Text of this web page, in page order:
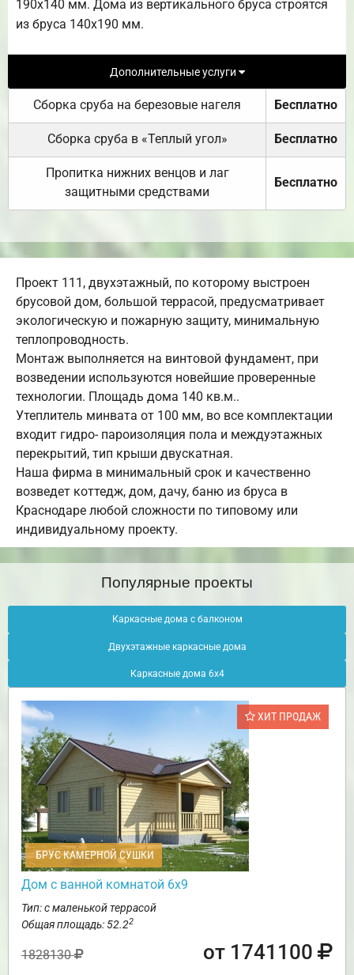
190х140 мм. Дома из вертикального бруса строятся
из бруса 140х190 мм.
Дополнительные услуги
Сборка сруба на березовые нагеля Бесплатно
Сборка сруба в «Теплый угол» Бесплатно
Пропитка нижних венцов и лаг
защитными средствами
Бесплатно
Проект 111, двухэтажный, по которому выстроен
брусовой дом, большой террасой, предусматривает
экологическую и пожарную защиту, минимальную
теплопроводность.
Монтаж выполняется на винтовой фундамент, при
возведении используются новейшие проверенные
технологии. Площадь дома 140 кв.м..
Утеплитель минвата от 100 мм, во все комплектации
входит гидро- пароизоляция пола и междуэтажных
перекрытий, тип крыши двускатная.
Наша фирма в минимальный срок и качественно
возведет коттедж, дом, дачу, баню из бруса в
Краснодаре любой сложности по типовому или
индивидуальному проекту.
Популярные проекты
Каркасные дома с балконом
Двухэтажные каркасные дома
Каркасные дома 6х4
ХИТ ПРОДАЖ
БРУС КАМЕРНОЙ СУШКИ
Дом с ванной комнатой 6х9
Тип: с маленькой террасой
Общая площадь: 52.22
1828130 от 1741100